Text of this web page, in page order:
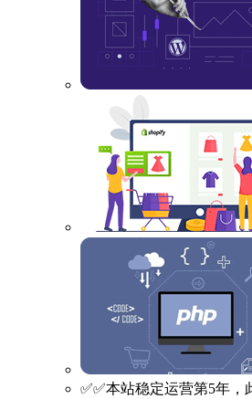
✅️✅️本站稳定运营第5年，